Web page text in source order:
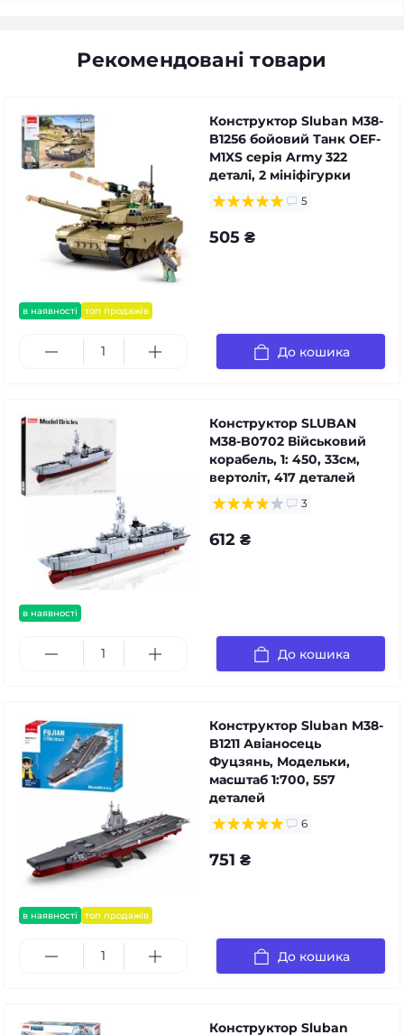
Рекомендовані товари
в наявності топ продажів
Конструктор Sluban M38-
B1256 бойовий Танк OEF-
M1XS серія Army 322
деталі, 2 мініфігурки
5
505 ₴
До кошика
в наявності
Конструктор SLUBAN
M38-B0702 Військовий
корабель, 1: 450, 33см,
вертоліт, 417 деталей
3
612 ₴
До кошика
в наявності топ продажів
Конструктор Sluban M38-
B1211 Авіаносець
Фуцзянь, Модельки,
масштаб 1:700, 557
деталей
6
751 ₴
До кошика
Конструктор Sluban